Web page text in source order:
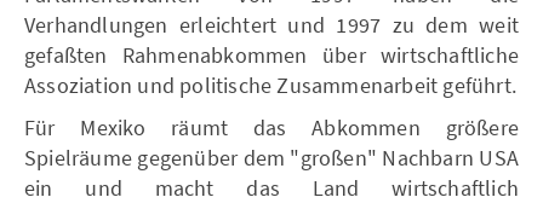
Verhandlungen erleichtert und 1997 zu dem weit
gefaßten Rahmenabkommen über wirtschaftliche
Assoziation und politische Zusammenarbeit geführt.
Für Mexiko räumt das Abkommen größere
Spielräume gegenüber dem "großen" Nachbarn USA
ein und macht das Land wirtschaftlich